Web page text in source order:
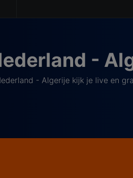
-
- Algerije kijk je live en